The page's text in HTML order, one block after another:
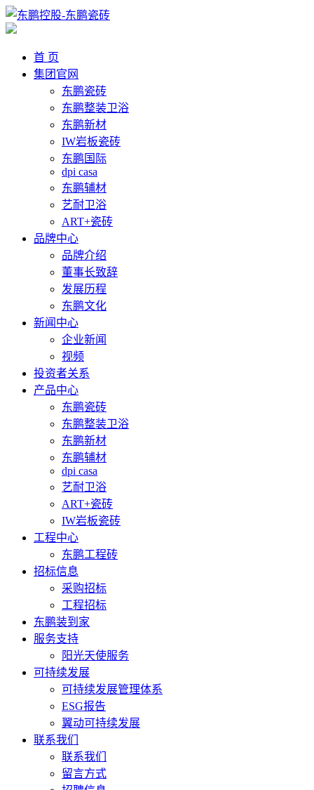
首 页
集团官网
东鹏瓷砖
东鹏整装卫浴
东鹏新材
IW岩板瓷砖
东鹏国际
dpi casa
东鹏辅材
艺耐卫浴
ART+瓷砖
品牌中心
品牌介绍
董事长致辞
发展历程
东鹏文化
新闻中心
企业新闻
视频
投资者关系
产品中心
东鹏瓷砖
东鹏整装卫浴
东鹏新材
东鹏辅材
dpi casa
艺耐卫浴
ART+瓷砖
IW岩板瓷砖
工程中心
东鹏工程砖
招标信息
采购招标
工程招标
东鹏装到家
服务支持
阳光天使服务
可持续发展
可持续发展管理体系
ESG报告
翼动可持续发展
联系我们
联系我们
留言方式